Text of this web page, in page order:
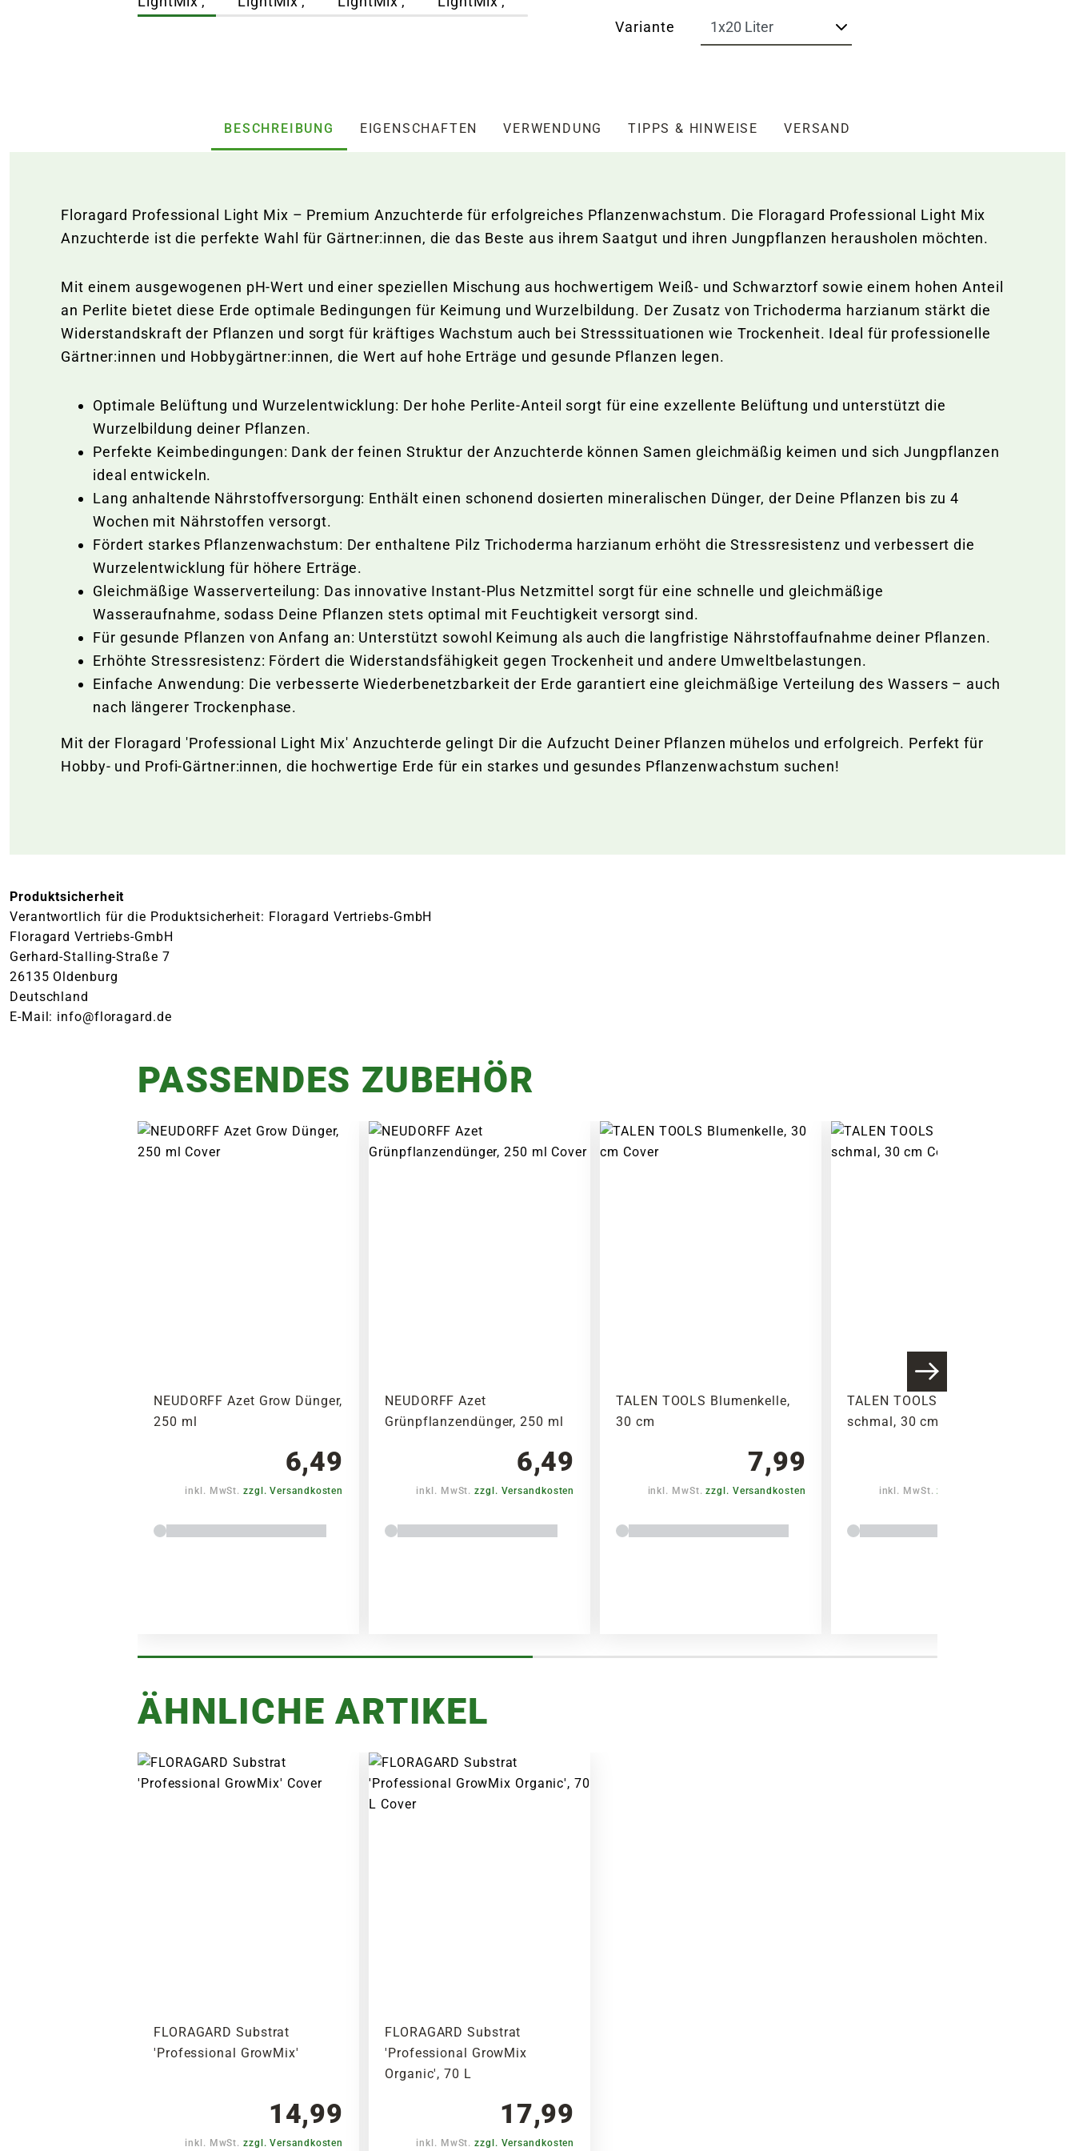
Variante
BESCHREIBUNG EIGENSCHAFTEN VERWENDUNG TIPPS & HINWEISE VERSAND
Floragard Professional Light Mix – Premium Anzuchterde für erfolgreiches Pflanzenwachstum. Die Floragard Professional Light Mix
Anzuchterde ist die perfekte Wahl für Gärtner:innen, die das Beste aus ihrem Saatgut und ihren Jungpflanzen herausholen möchten.
Mit einem ausgewogenen pH-Wert und einer speziellen Mischung aus hochwertigem Weiß- und Schwarztorf sowie einem hohen Anteil
an Perlite bietet diese Erde optimale Bedingungen für Keimung und Wurzelbildung. Der Zusatz von Trichoderma harzianum stärkt die
Widerstandskraft der Pflanzen und sorgt für kräftiges Wachstum auch bei Stresssituationen wie Trockenheit. Ideal für professionelle
Gärtner:innen und Hobbygärtner:innen, die Wert auf hohe Erträge und gesunde Pflanzen legen.
Optimale Belüftung und Wurzelentwicklung: Der hohe Perlite-Anteil sorgt für eine exzellente Belüftung und unterstützt die
Wurzelbildung deiner Pflanzen.
Perfekte Keimbedingungen: Dank der feinen Struktur der Anzuchterde können Samen gleichmäßig keimen und sich Jungpflanzen
ideal entwickeln.
Lang anhaltende Nährstoffversorgung: Enthält einen schonend dosierten mineralischen Dünger, der Deine Pflanzen bis zu 4
Wochen mit Nährstoffen versorgt.
Fördert starkes Pflanzenwachstum: Der enthaltene Pilz Trichoderma harzianum erhöht die Stressresistenz und verbessert die
Wurzelentwicklung für höhere Erträge.
Gleichmäßige Wasserverteilung: Das innovative Instant-Plus Netzmittel sorgt für eine schnelle und gleichmäßige
Wasseraufnahme, sodass Deine Pflanzen stets optimal mit Feuchtigkeit versorgt sind.
Für gesunde Pflanzen von Anfang an: Unterstützt sowohl Keimung als auch die langfristige Nährstoffaufnahme deiner Pflanzen.
Erhöhte Stressresistenz: Fördert die Widerstandsfähigkeit gegen Trockenheit und andere Umweltbelastungen.
Einfache Anwendung: Die verbesserte Wiederbenetzbarkeit der Erde garantiert eine gleichmäßige Verteilung des Wassers – auch
nach längerer Trockenphase.
Mit der Floragard 'Professional Light Mix' Anzuchterde gelingt Dir die Aufzucht Deiner Pflanzen mühelos und erfolgreich. Perfekt für
Hobby- und Profi-Gärtner:innen, die hochwertige Erde für ein starkes und gesundes Pflanzenwachstum suchen!
Produktsicherheit
Verantwortlich für die Produktsicherheit: Floragard Vertriebs-GmbH
Floragard Vertriebs-GmbH
Gerhard-Stalling-Straße 7
26135 Oldenburg
Deutschland
E-Mail: info@floragard.de
PASSENDES ZUBEHÖR
NEUDORFF Azet Grow Dünger,
250 ml
6,49
inkl. MwSt.zzgl. Versandkosten
NEUDORFF Azet
Grünpflanzendünger, 250 ml
6,49
inkl. MwSt.zzgl. Versandkosten
TALEN TOOLS Blumenkelle,
30 cm
7,99
inkl. MwSt.zzgl. Versandkosten
TALEN TOOLS Blumenkelle,
schmal, 30 cm
inkl. MwSt.zzgl. Versandkosten
ÄHNLICHE ARTIKEL
FLORAGARD Substrat
'Professional GrowMix'
14,99
inkl. MwSt.zzgl. Versandkosten
FLORAGARD Substrat
'Professional GrowMix
Organic', 70 L
17,99
inkl. MwSt.zzgl. Versandkosten